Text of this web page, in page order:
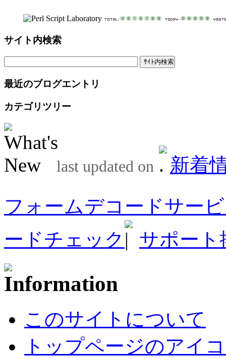
サイト内検索
最近のブログエントリ
カテゴリツリー
last updated on
新着
フォームデコードサー
ードチェック
サポート
このサイトについて
トップページのアイ